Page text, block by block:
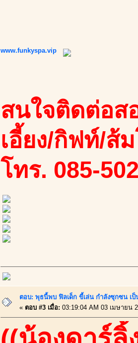
www.funkyspa.vip
สนใจติดต่อส
เอี้ยง/กิฟท์/ส้
โทร. 085-
ตอบ: พุธนี้พบ ฟิลเด็ก ขี้เล่น กำลังซุกซน เ
« ตอบ #3 เมื่อ: 03:19:04 AM 03 เมษายน